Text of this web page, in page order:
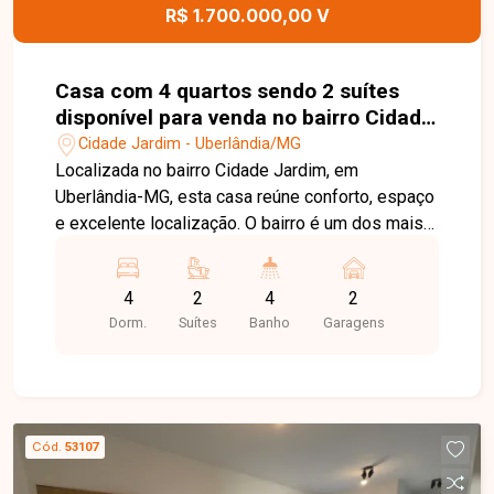
R$ 1.700.000,00 V
Casa com 4 quartos sendo 2 suítes
disponível para venda no bairro Cidade
Jardim em Uberlândia-MG
Cidade Jardim - Uberlândia/MG
Localizada no bairro Cidade Jardim, em
Uberlândia-MG, esta casa reúne conforto, espaço
e excelente localização. O bairro é um dos mais
completa, fácil acesso às principais vias, ampla
variedade de comércios, serviços, escolas e
opções de lazer, proporcionando praticidade e
quartos, sendo 2 suítes, banheiro social, banheiro
externo, cozinha espaçosa, lavanderia, além de
jardim de inverno, escritório, varanda gourmet
4
Dorm.
2
Suítes
4
Banho
2
Garagens
Cód. 53107